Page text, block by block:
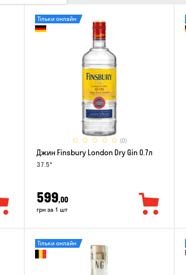
(0)
Тільки онлайн
Джин Finsbury London Dry Gin 0.7л
37.5°
599,00
грн за 1 шт
Тільки онлайн